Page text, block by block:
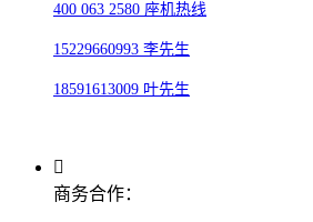
400 063 2580 座机热线
15229660993 李先生
18591613009 叶先生
商务合作：